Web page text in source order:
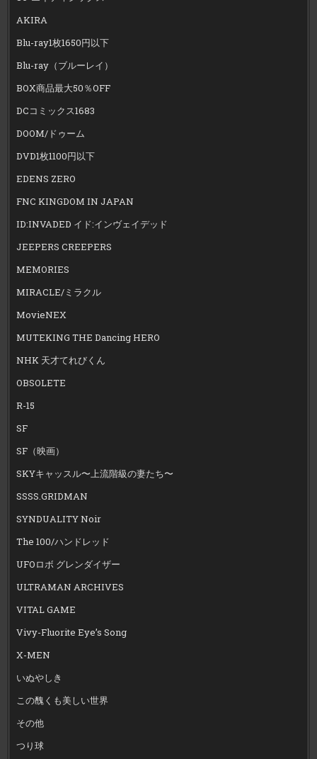
AKIRA
Blu-ray1枚1650円以下
Blu-ray（ブルーレイ）
BOX商品最大50％OFF
DCコミックス1683
DOOM/ドゥーム
DVD1枚1100円以下
EDENS ZERO
FNC KINGDOM IN JAPAN
ID:INVADED イド:インヴェイデッド
JEEPERS CREEPERS
MEMORIES
MIRACLE/ミラクル
MovieNEX
MUTEKING THE Dancing HERO
NHK 天才てれびくん
OBSOLETE
R-15
SF
SF（映画）
SKYキャッスル〜上流階級の妻たち〜
SSSS.GRIDMAN
SYNDUALITY Noir
The 100/ハンドレッド
UFOロボ グレンダイザー
ULTRAMAN ARCHIVES
VITAL GAME
Vivy-Fluorite Eye’s Song
X-MEN
いぬやしき
この醜くも美しい世界
その他
つり球